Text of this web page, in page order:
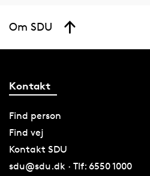
Om SDU
Kontakt
Find person
Find vej
Kontakt SDU
sdu@sdu.dk · Tlf: 6550 1000